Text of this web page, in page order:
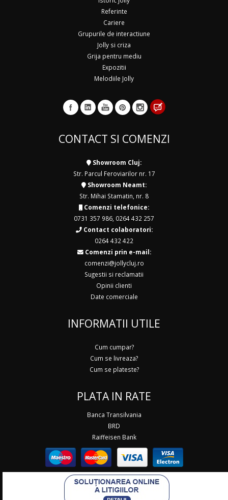
Referinte
Cariere
Grupurile de interactiune
Jolly si criza
Grija pentru mediu
Expozitii
Melodiile Jolly
CONTACT SI COMENZI
Showroom Cluj:
Str. Parcul Feroviarilor nr. 17
Showroom Neamt:
Str. Mihai Stamatin, nr. 8
Comenzi telefonice:
0731 357 986 0264 432 257
Contact colaboratori:
0264 432 422
Comenzi prin e-mail:
comenzi@jollycluj.ro
Sugestii si reclamatii
Opinii clienti
Date comerciale
INFORMATII UTILE
Cum cumpar?
Cum se livreaza?
Cum se plateste?
PLATA IN RATE
Banca Transilvania
BRD
Raiffeisen Bank